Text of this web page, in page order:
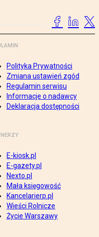
Polityka Prywatności
Zmiana ustawień zgód
Regulamin serwisu
Informacje o nadawcy
Deklaracja dostępności
E-kiosk.pl
E-gazety.pl
Nexto.pl
Mała księgowość
Kancelarierp.pl
Wieści Rolnicze
Życie Warszawy